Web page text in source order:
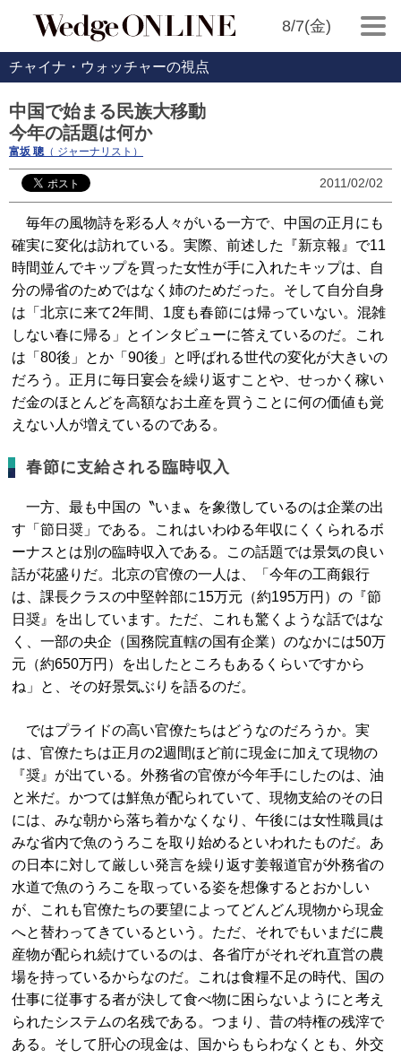
8/7(金)
チャイナ・ウォッチャーの視点
中国で始まる民族大移動
今年の話題は何か
富坂 聰（ ジャーナリスト）
2011/02/02
毎年の風物詩を彩る人々がいる一方で、中国の正月にも
確実に変化は訪れている。実際、前述した『新京報』で11
時間並んでキップを買った女性が手に入れたキップは、自
分の帰省のためではなく姉のためだった。そして自分自身
は「北京に来て2年間、1度も春節には帰っていない。混雑
しない春に帰る」とインタビューに答えているのだ。これ
は「80後」とか「90後」と呼ばれる世代の変化が大きいの
だろう。正月に毎日宴会を繰り返すことや、せっかく稼い
だ金のほとんどを高額なお土産を買うことに何の価値も覚
えない人が増えているのである。
春節に支給される臨時収入
一方、最も中国の〝いま〟を象徴しているのは企業の出
す「節日奨」である。これはいわゆる年収にくくられるボ
ーナスとは別の臨時収入である。この話題では景気の良い
話が花盛りだ。北京の官僚の一人は、「今年の工商銀行
は、課長クラスの中堅幹部に15万元（約195万円）の『節
日奨』を出しています。ただ、これも驚くような話ではな
く、一部の央企（国務院直轄の国有企業）のなかには50万
元（約650万円）を出したところもあるくらいですから
ね」と、その好景気ぶりを語るのだ。
ではプライドの高い官僚たちはどうなのだろうか。実
は、官僚たちは正月の2週間ほど前に現金に加えて現物の
『奨』が出ている。外務省の官僚が今年手にしたのは、油
と米だ。かつては鮮魚が配られていて、現物支給のその日
には、みな朝から落ち着かなくなり、午後には女性職員は
みな省内で魚のうろこを取り始めるといわれたものだ。あ
の日本に対して厳しい発言を繰り返す姜報道官が外務省の
水道で魚のうろこを取っている姿を想像するとおかしい
が、これも官僚たちの要望によってどんどん現物から現金
へと替わってきているという。ただ、それでもいまだに農
産物が配られ続けているのは、各省庁がそれぞれ直営の農
場を持っているからなのだ。これは食糧不足の時代、国の
仕事に従事する者が決して食べ物に困らないようにと考え
られたシステムの名残である。つまり、昔の特権の残滓で
ある。そして肝心の現金は、国からもらわなくとも、外交